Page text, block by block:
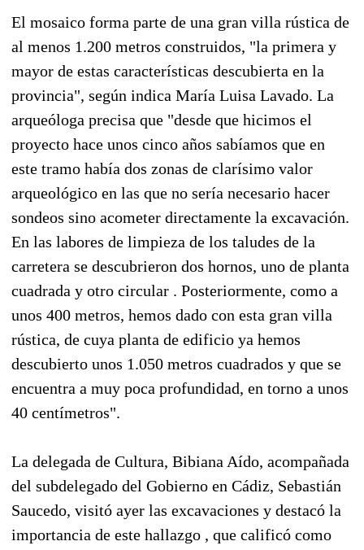
El mosaico forma parte de una gran villa rústica de
al menos 1.200 metros construidos, "la primera y
mayor de estas características descubierta en la
provincia", según indica María Luisa Lavado. La
arqueóloga precisa que "desde que hicimos el
proyecto hace unos cinco años sabíamos que en
este tramo había dos zonas de clarísimo valor
arqueológico en las que no sería necesario hacer
sondeos sino acometer directamente la excavación.
En las labores de limpieza de los taludes de la
carretera se descubrieron dos hornos, uno de planta
cuadrada y otro circular . Posteriormente, como a
unos 400 metros, hemos dado con esta gran villa
rústica, de cuya planta de edificio ya hemos
descubierto unos 1.050 metros cuadrados y que se
encuentra a muy poca profundidad, en torno a unos
40 centímetros".
La delegada de Cultura, Bibiana Aído, acompañada
del subdelegado del Gobierno en Cádiz, Sebastián
Saucedo, visitó ayer las excavaciones y destacó la
importancia de este hallazgo , que calificó como